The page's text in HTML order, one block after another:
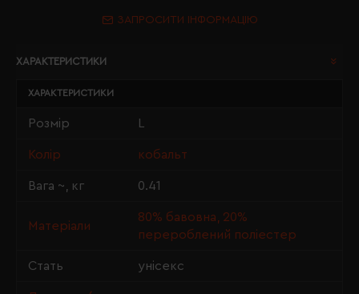
ЗАПРОСИТИ ІНФОРМАЦІЮ
ХАРАКТЕРИСТИКИ
ХАРАКТЕРИСТИКИ
Розмір
Колір кобальт
Вага ~, кг 0.41
Матеріали
80% бавовна, 20%
перероблений поліестер
Стать унісекс